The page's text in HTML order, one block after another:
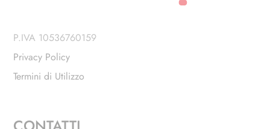
P.IVA 10536760159
Privacy Policy
Termini di Utilizzo